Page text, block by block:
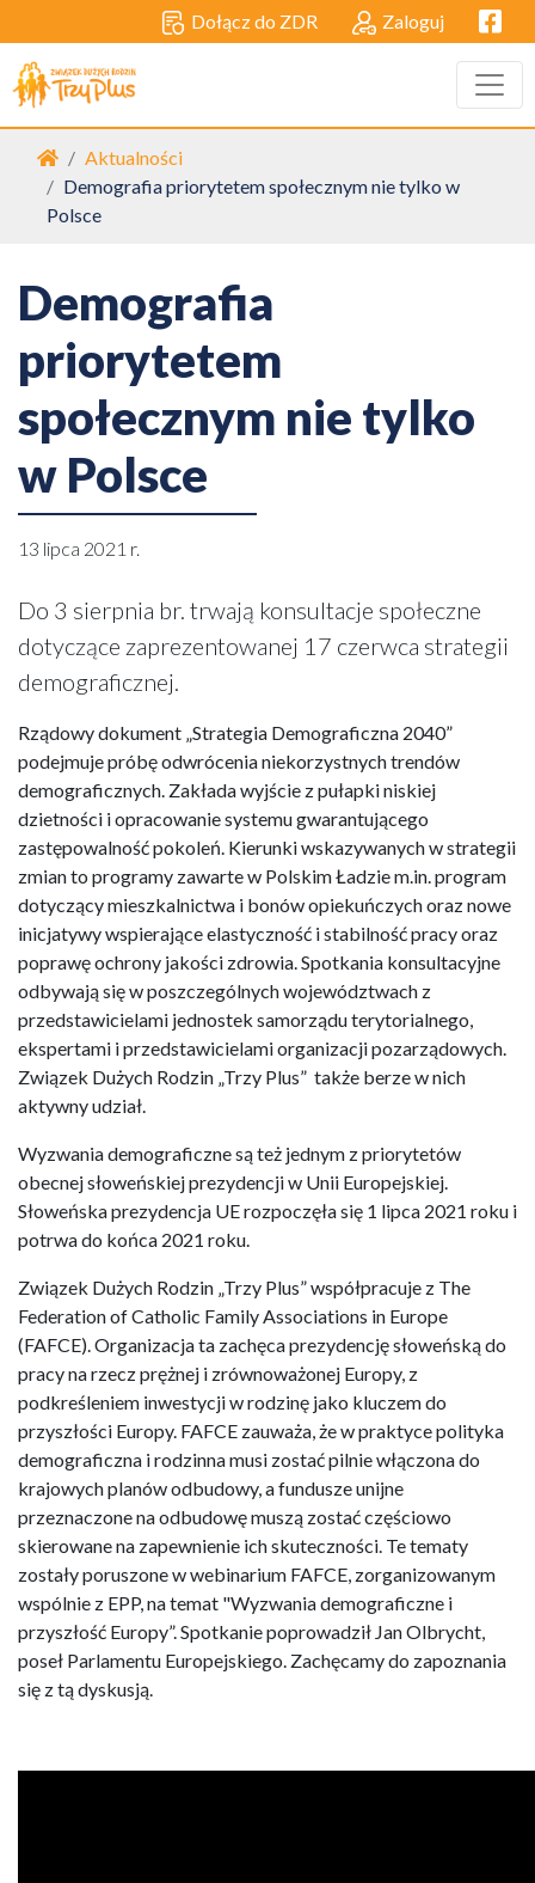
Dołącz do ZDR Zaloguj
Strona główna
Aktualności
Demografia priorytetem społecznym nie tylko w
Polsce
Demografia
priorytetem
społecznym nie tylko
w Polsce
13 lipca 2021 r.
Do 3 sierpnia br. trwają konsultacje społeczne
dotyczące zaprezentowanej 17 czerwca strategii
demograficznej.
Rządowy dokument „Strategia Demograficzna 2040”
podejmuje próbę odwrócenia niekorzystnych trendów
demograficznych. Zakłada wyjście z pułapki niskiej
dzietności i opracowanie systemu gwarantującego
zastępowalność pokoleń. Kierunki wskazywanych w strategii
zmian to programy zawarte w Polskim Ładzie m.in. program
dotyczący mieszkalnictwa i bonów opiekuńczych oraz nowe
inicjatywy wspierające elastyczność i stabilność pracy oraz
poprawę ochrony jakości zdrowia. Spotkania konsultacyjne
odbywają się w poszczególnych województwach z
przedstawicielami jednostek samorządu terytorialnego,
ekspertami i przedstawicielami organizacji pozarządowych.
Związek Dużych Rodzin „Trzy Plus” także berze w nich
aktywny udział.
Wyzwania demograficzne są też jednym z priorytetów
obecnej słoweńskiej prezydencji w Unii Europejskiej.
Słoweńska prezydencja UE rozpoczęła się 1 lipca 2021 roku i
potrwa do końca 2021 roku.
Związek Dużych Rodzin „Trzy Plus” współpracuje z The
Federation of Catholic Family Associations in Europe
(FAFCE). Organizacja ta zachęca prezydencję słoweńską do
pracy na rzecz prężnej i zrównoważonej Europy, z
podkreśleniem inwestycji w rodzinę jako kluczem do
przyszłości Europy. FAFCE zauważa, że w praktyce polityka
demograficzna i rodzinna musi zostać pilnie włączona do
krajowych planów odbudowy, a fundusze unijne
przeznaczone na odbudowę muszą zostać częściowo
skierowane na zapewnienie ich skuteczności. Te tematy
zostały poruszone w webinarium FAFCE, zorganizowanym
wspólnie z EPP, na temat "Wyzwania demograficzne i
przyszłość Europy”. Spotkanie poprowadził Jan Olbrycht,
poseł Parlamentu Europejskiego. Zachęcamy do zapoznania
się z tą dyskusją.